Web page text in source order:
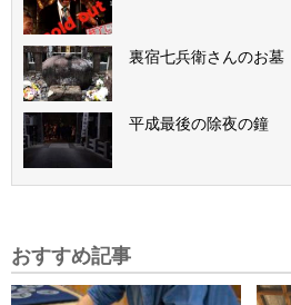
裏宿七兵衛さんのお墓
平成最後の除夜の鐘
おすすめ記事